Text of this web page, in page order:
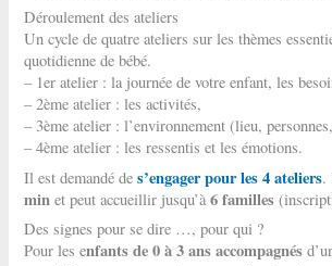
Déroulement des ateliers
Un cycle de quatre ateliers sur les thèmes
quotidienne de bébé.
– 1er atelier : la journée de votre enfant, les
– 2ème atelier : les activités,
– 3ème atelier : l’environnement (lieu,
– 4ème atelier : les ressentis et les émotions.
Il est demandé des’engager pour les 4 ateliers.
min et peut accueillir jusqu’à6 familles
Des signes pour se dire …, pour qui ?
Pour les enfants de 0 à 3 ans accompagnés